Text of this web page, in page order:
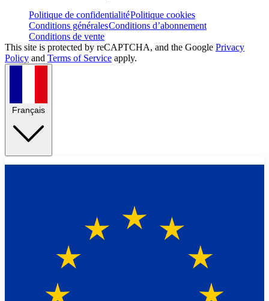
Politique de confidentialitéPolitique cookies
Conditions généralesConditions d’abonnement
Conditions de vente
This site is protected by reCAPTCHA, and the Google Privacy
Policy and Terms of Service apply.
Français